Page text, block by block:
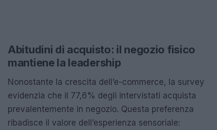
Abitudini di acquisto: il negozio fisico
mantiene la leadership
Nonostante la crescita dell’e-commerce, la survey
evidenzia che il 77,6% degli intervistati acquista
prevalentemente in negozio. Questa preferenza
ribadisce il valore dell’esperienza sensoriale: